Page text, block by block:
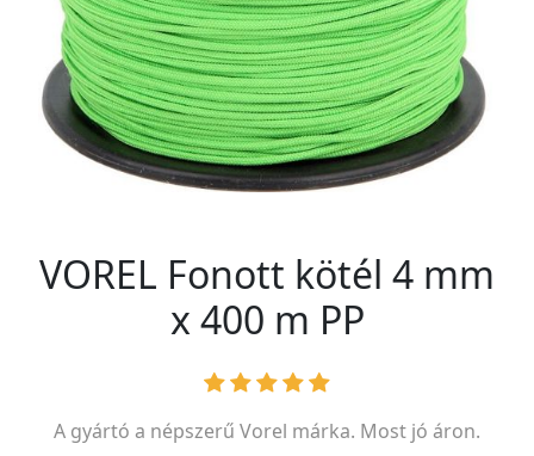
VOREL Fonott kötél 4 mm
x 400 m PP
A gyártó a népszerű Vorel márka. Most jó áron.